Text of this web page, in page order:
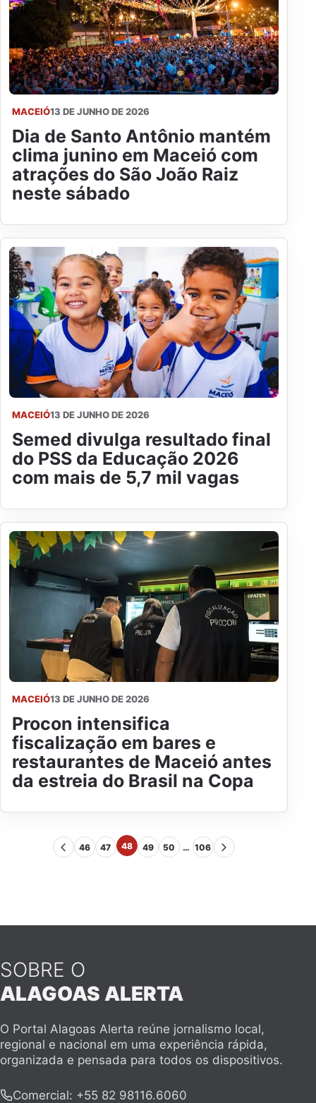
MACEIÓ13 DE JUNHO DE 2026
Dia de Santo Antônio mantém
clima junino em Maceió com
atrações do São João Raiz
neste sábado
MACEIÓ13 DE JUNHO DE 2026
Semed divulga resultado final
do PSS da Educação 2026
com mais de 5,7 mil vagas
MACEIÓ13 DE JUNHO DE 2026
Procon intensifica
fiscalização em bares e
restaurantes de Maceió antes
da estreia do Brasil na Copa
46 47 48 49 50 … 106
SOBRE O
ALAGOAS ALERTA
O Portal Alagoas Alerta reúne jornalismo local,
regional e nacional em uma experiência rápida,
organizada e pensada para todos os dispositivos.
Comercial: +55 82 98116.6060